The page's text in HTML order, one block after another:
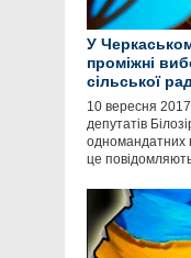
У
проміжні
сільської
10 вересня
депутатів
одномандатних
це